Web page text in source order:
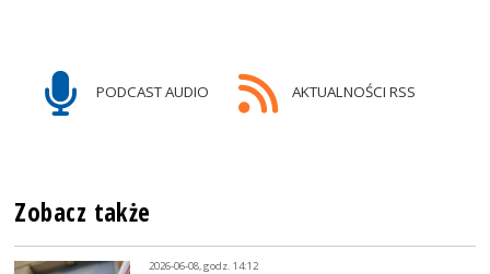
PODCAST AUDIO AKTUALNOŚCI RSS
Zobacz także
2026-06-08, godz. 14:12